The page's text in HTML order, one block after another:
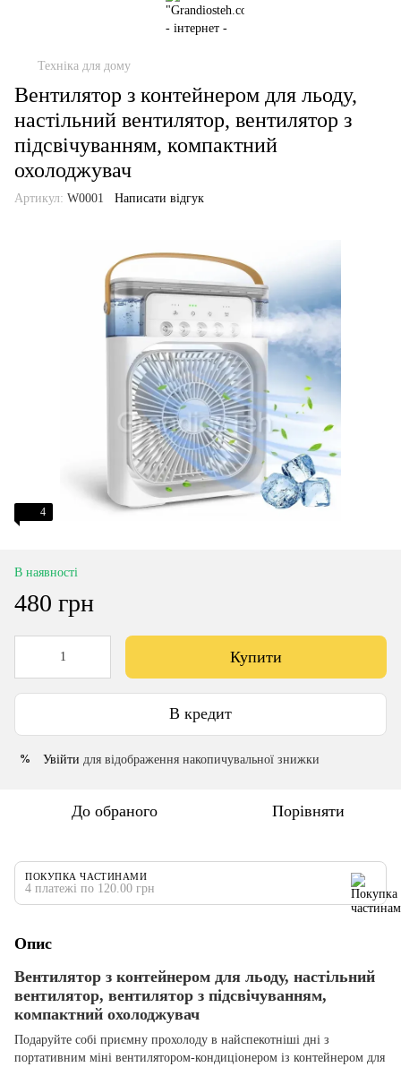
Техніка для дому
Вентилятор з контейнером для льоду,
настільний вентилятор, вентилятор з
підсвічуванням, компактний
охолоджувач
Артикул: W0001 Написати відгук
4
В наявності
480 грн
Купити
В кредит
% Увійти для відображення накопичувальної знижки
До обраного Порівняти
ПОКУПКА ЧАСТИНАМИ
4 платежі по 120.00 грн
Опис
Вентилятор з контейнером для льоду, настільний
вентилятор, вентилятор з підсвічуванням,
компактний охолоджувач
Подаруйте собі приємну прохолоду в найспекотніші дні з
портативним міні вентилятором-кондиціонером із контейнером для